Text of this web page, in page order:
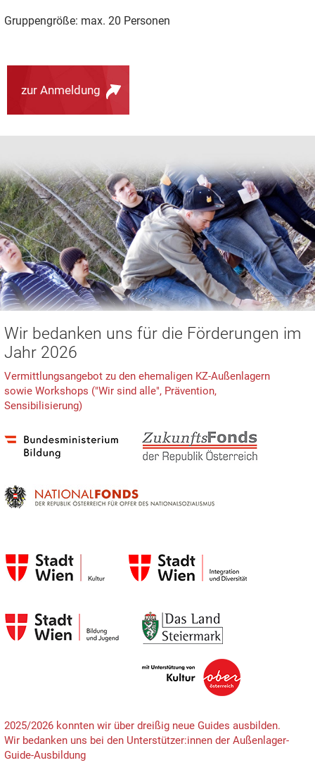
Gruppengröße: max. 20 Personen
zur Anmeldung
Wir bedanken uns für die Förderungen im
Jahr 2026
Vermittlungsangebot zu den ehemaligen KZ-Außenlagern
sowie Workshops ("Wir sind alle", Prävention,
Sensibilisierung)
2025/2026 konnten wir über dreißig neue Guides ausbilden.
Wir bedanken uns bei den Unterstützer:innen der Außenlager-
Guide-Ausbildung